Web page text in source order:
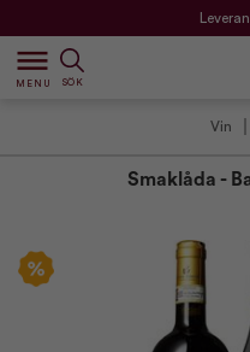
dehaze
MENU SÖK
Vin
Smaklåda -